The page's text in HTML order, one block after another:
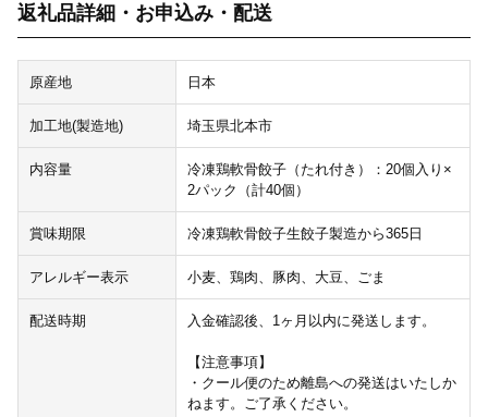
返礼品詳細・お申込み・配送
原産地 日本
加工地(製造地) 埼玉県北本市
内容量
冷凍鶏軟骨餃子（たれ付き）：20個入り×
2パック（計40個）
賞味期限 冷凍鶏軟骨餃子生餃子製造から365日
アレルギー表示 小麦、鶏肉、豚肉、大豆、ごま
配送時期 入金確認後、1ヶ月以内に発送します。
【注意事項】
・クール便のため離島への発送はいたしか
ねます。ご了承ください。